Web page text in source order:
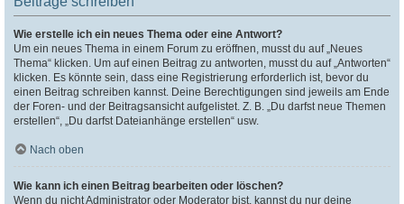
Wie erstelle ich ein neues Thema oder eine Antwort?
Um ein neues Thema in einem Forum zu eröffnen, musst du auf „Neues
Thema“ klicken. Um auf einen Beitrag zu antworten, musst du auf „Antworten“
klicken. Es könnte sein, dass eine Registrierung erforderlich ist, bevor du
einen Beitrag schreiben kannst. Deine Berechtigungen sind jeweils am Ende
der Foren- und der Beitragsansicht aufgelistet. Z. B. „Du darfst neue Themen
erstellen“, „Du darfst Dateianhänge erstellen“ usw.
Nach oben
Wie kann ich einen Beitrag bearbeiten oder löschen?
Wenn du nicht Administrator oder Moderator bist, kannst du nur deine